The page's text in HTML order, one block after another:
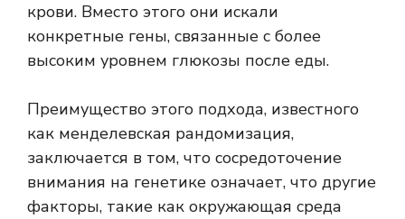
крови. Вместо этого они искали
конкретные гены, связанные с более
высоким уровнем глюкозы после еды.
Преимущество этого подхода, известного
как менделевская рандомизация,
заключается в том, что сосредоточение
внимания на генетике означает, что другие
факторы, такие как окружающая среда